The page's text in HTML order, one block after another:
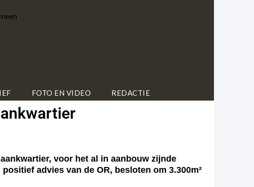
FOTO EN VIDEO REDACTIE
voor het al in aanbouw zijnde
advies van de OR, besloten om 3.300m²